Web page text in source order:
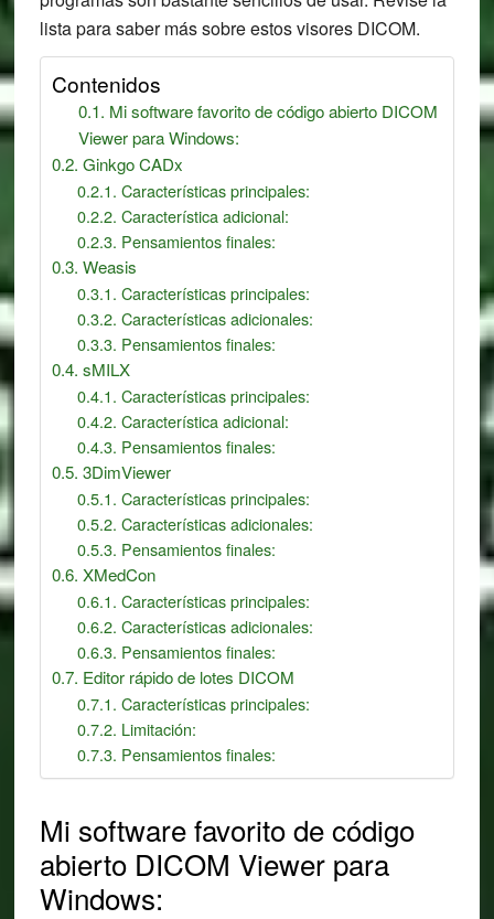
lista para saber más sobre estos visores DICOM.
Contenidos
Mi software favorito de código abierto DICOM
Viewer para Windows:
Ginkgo CADx
Características principales:
Característica adicional:
Pensamientos finales:
Weasis
Características principales:
Características adicionales:
Pensamientos finales:
sMILX
Características principales:
Característica adicional:
Pensamientos finales:
3DimViewer
Características principales:
Características adicionales:
Pensamientos finales:
XMedCon
Características principales:
Características adicionales:
Pensamientos finales:
Editor rápido de lotes DICOM
Características principales:
Limitación:
Pensamientos finales:
Mi software favorito de código
abierto DICOM Viewer para
Windows: